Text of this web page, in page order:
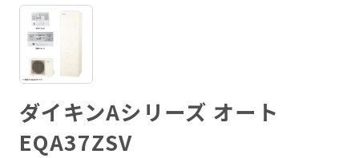
ダイキンAシリーズ オート
EQA37ZSV